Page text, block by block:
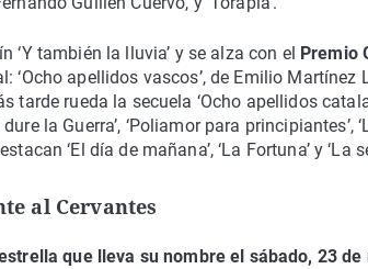
‘Y también la lluvia’ y se alza con el Premio
‘Ocho apellidos vascos’, de Emilio
tarde rueda la secuela ‘Ocho apellidos
la Guerra’, ‘Poliamor para principiantes’,
‘El día de mañana’, ‘La Fortuna’ y ‘La
al Cervantes
que lleva su nombre el sábado, 23